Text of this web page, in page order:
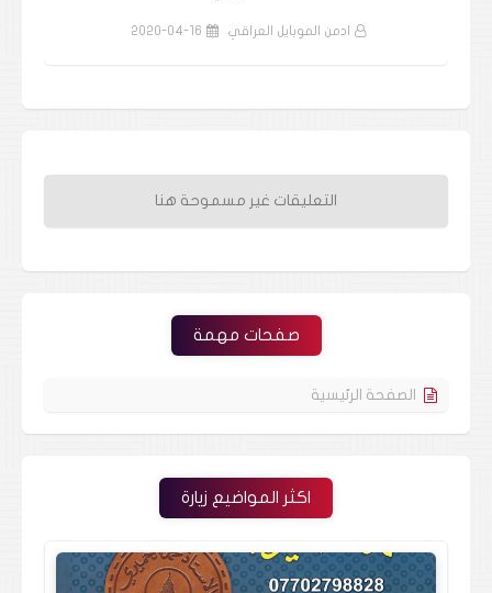
ادمن الموبايل العراقي 2020-04-16
التعليقات غير مسموحة هنا
صفحات مهمة
الصفحة الرئيسية
اكثر المواضيع زيارة